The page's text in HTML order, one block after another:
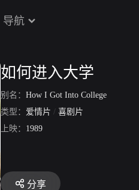
导航
如何进入大学
别名： How I Got Into College
类型： 爱情片 / 喜剧片
上映： 1989
分享